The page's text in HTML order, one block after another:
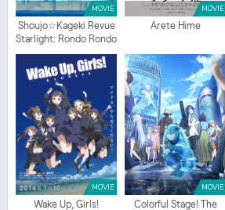
MOVIE
Shoujo☆Kageki Revue
Starlight: Rondo Rondo
Rondo
MOVIE
Arete Hime
MOVIE
Wake Up, Girls!
MOVIE
Colorful Stage! The